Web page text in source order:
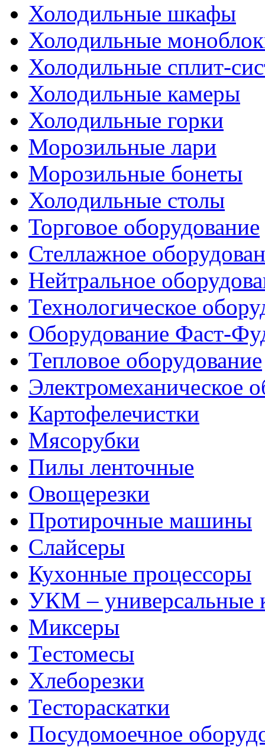
Холодильные шкафы
Холодильные
Холодильные сплит-
Холодильные камеры
Холодильные горки
Морозильные лари
Морозильные бонеты
Холодильные столы
Торговое оборудование
Стеллажное
Нейтральное
Технологическое
Оборудование Фаст-
Тепловое оборудование
Электромеханическое
Картофелечистки
Мясорубки
Пилы ленточные
Овощерезки
Протирочные машины
Слайсеры
Кухонные процессоры
УКМ – универсальные
Миксеры
Тестомесы
Хлеборезки
Тестораскатки
Посудомоечное